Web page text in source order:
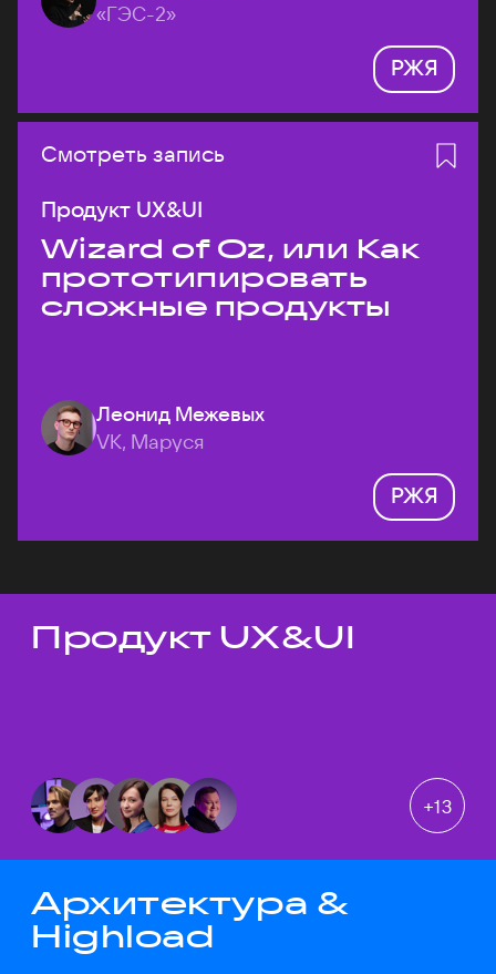
«ГЭС-2»
РЖЯ
Смотреть запись
Продукт UX&UI
Wizard of Oz, или Как
прототипировать
сложные продукты
Леонид Межевых
VK, Маруся
РЖЯ
Темы докладов
Продукт UX&UI
+13
Архитектура &
Highload